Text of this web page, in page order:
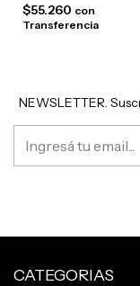
$55.260 con
Transferencia
NEWSLETTER.
CATEGORIAS